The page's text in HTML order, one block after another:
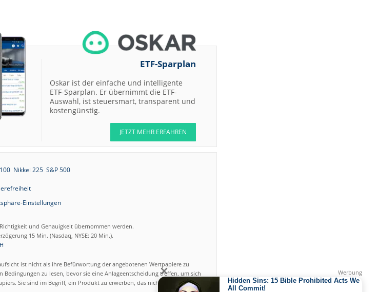
06.08.26
Klöckner Hold Deutsche
Bank AG
06.08.26
Bank AG
06.08.26
QIAGEN Buy Deutsche
Bank AG
06.08.26
Ahold Delhaize
Market-Perform
Bernstein
Jefferies &
Company
Inc.
Siemens Buy
06.08.26
SUSS MicroTec Buy
06.08.26
Scout24 Buy Jefferies &
Company
Inc.
ETF-Sparplan
Oskar ist der einfache und intelligente
ETF-Sparplan. Er übernimmt die ETF-
Auswahl, ist steuersmart, transparent und
kostengünstig.
JETZT MEHR ERFAHREN
Nikkei 225 S&P 500
Einstellungen
und Genauigkeit übernommen werden.
15 Min. (Nasdaq, NYSE: 20 Min.).
ist nicht als ihre Befürwortung der angebotenen Wertpapiere zu
zu lesen, bevor sie eine Anlageentscheidung treffen, um sich
Sie sind im Begriff, ein Produkt zu erwerben, das nicht einfach ist und